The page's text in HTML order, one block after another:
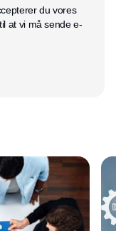
du vores
at vi må sende e-